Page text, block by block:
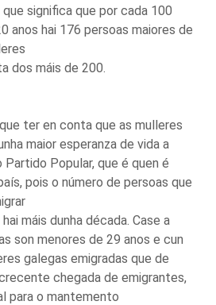
significa que por cada 100
anos hai 176 persoas maiores de
dos máis de 200.
ter en conta que as mulleres
maior esperanza de vida a
Popular, que é quen é
pois o número de persoas que
máis dunha década. Case a
son menores de 29 anos e cun
galegas emigradas que de
chegada de emigrantes,
para o mantemento